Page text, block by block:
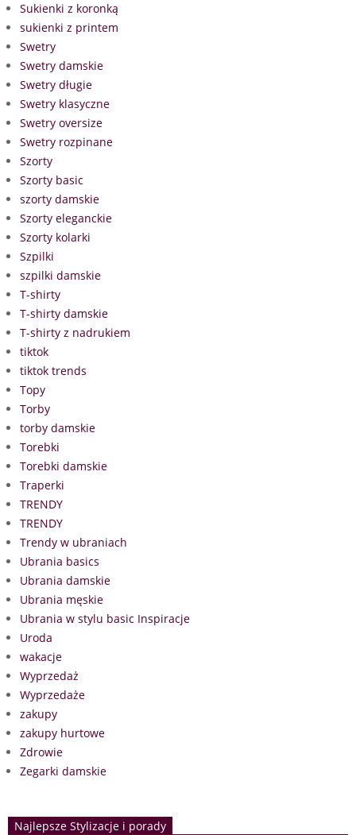
Sukienki z koronką
sukienki z printem
Swetry
Swetry damskie
Swetry długie
Swetry klasyczne
Swetry oversize
Swetry rozpinane
Szorty
Szorty basic
szorty damskie
Szorty eleganckie
Szorty kolarki
Szpilki
szpilki damskie
T-shirty
T-shirty damskie
T-shirty z nadrukiem
tiktok
tiktok trends
Topy
Torby
torby damskie
Torebki
Torebki damskie
Traperki
TRENDY
TRENDY
Trendy w ubraniach
Ubrania basics
Ubrania damskie
Ubrania męskie
Ubrania w stylu basic Inspiracje
Uroda
wakacje
Wyprzedaż
Wyprzedaże
zakupy
zakupy hurtowe
Zdrowie
Zegarki damskie
Najlepsze Stylizacje i porady